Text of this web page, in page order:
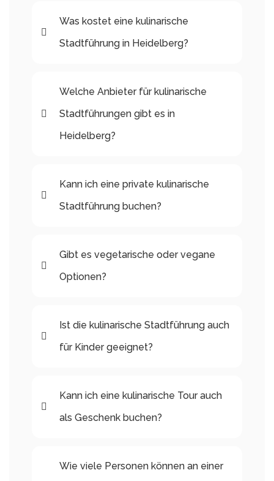
Was kostet eine kulinarische
Stadtführung in Heidelberg?
Welche Anbieter für kulinarische
Stadtführungen gibt es in
Heidelberg?
Kann ich eine private kulinarische
Stadtführung buchen?
Gibt es vegetarische oder vegane
Optionen?
Ist die kulinarische Stadtführung auch
für Kinder geeignet?
Kann ich eine kulinarische Tour auch
als Geschenk buchen?
Wie viele Personen können an einer